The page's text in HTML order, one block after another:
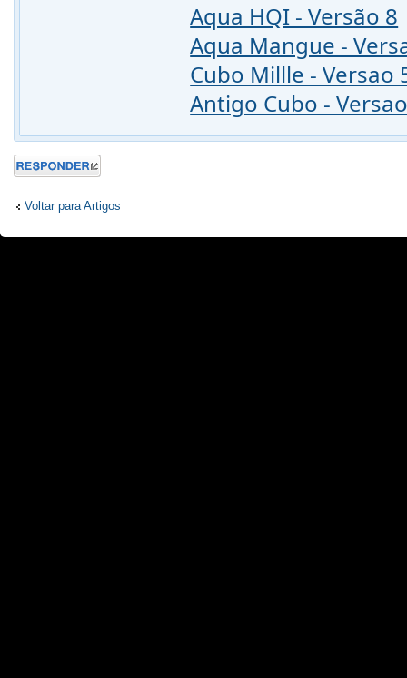
Aqua HQI - Versão 8
Aqua Mangue -
Cubo Millle - Versao
Antigo Cubo -
Responder
Voltar para Artigos